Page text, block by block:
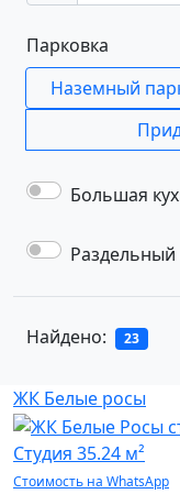
Парковка
Наземный
Большая
Раздельный
Найдено: 23
ЖК Белые росы
Студия 35.24 м²
Стоимость на WhatsApp